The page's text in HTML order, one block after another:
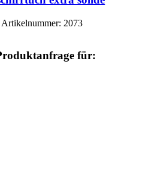
Artikelnummer: 2073
für: